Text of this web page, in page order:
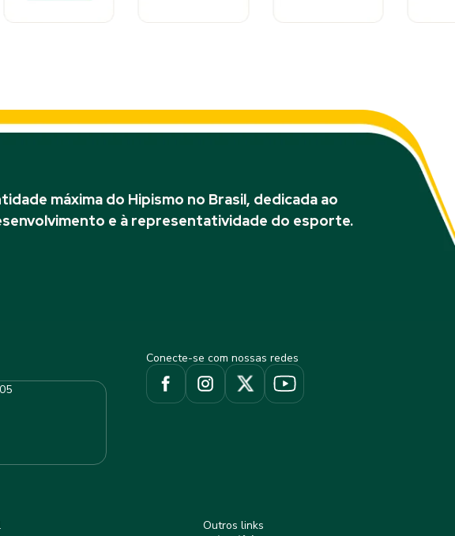
máxima do Hipismo no Brasil, dedicada ao
e à representatividade do esporte.
Conecte-se com nossas redes
Outros links